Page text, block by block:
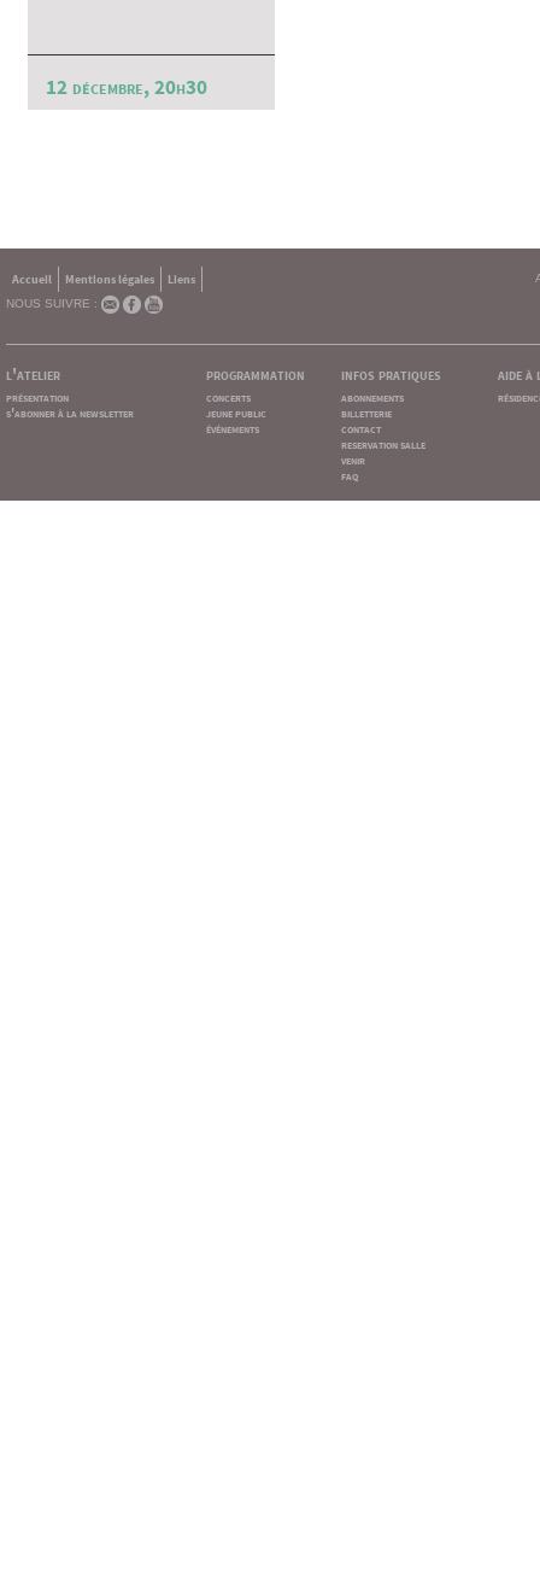
12 décembre, 20h30
Accueil Mentions légales
Liens
NOUS SUIVRE :
l'atelier
présentation
s'abonner à la newsletter
programmation
concerts
jeune public
événements
infos pratiques
abonnements
billetterie
contact
reservation salle
venir
faq
aide